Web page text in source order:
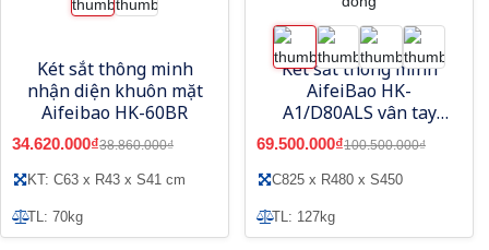
Két sắt thông minh
nhận diện khuôn mặt
Aifeibao HK-60BR
34.620.000₫38.860.000₫
KT: C63 x R43 x S41 cm
TL: 70kg
Két sắt thông minh
AifeiBao HK-
A1/D80ALS vân tay
điện tử, app
smartphone màu
vàng đồng
69.500.000₫100.500.000₫
C825 x R480 x S450
TL: 127kg